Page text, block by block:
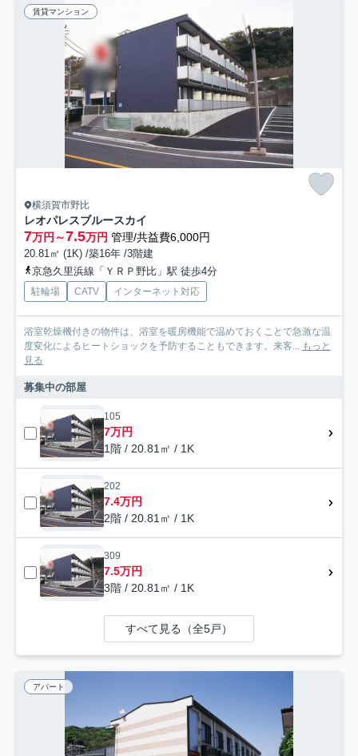
賃貸マンション
横須賀市野比
レオパレスブルースカイ
7万円～7.5万円 管理/共益費6,000円
20.81㎡ (1K) /築16年 /3階建
京急久里浜線「ＹＲＰ野比」駅 徒歩4分
駐輪場 CATV インターネット対応
浴室乾燥機付きの物件は、浴室を暖房機能で温めておくことで急激な温
度変化によるヒートショックを予防することもできます。来客... もっと
見る
募集中の部屋
105
7万円
1階 / 20.81㎡ / 1K
202
7.4万円
2階 / 20.81㎡ / 1K
309
7.5万円
3階 / 20.81㎡ / 1K
すべて見る（全5戸）
アパート